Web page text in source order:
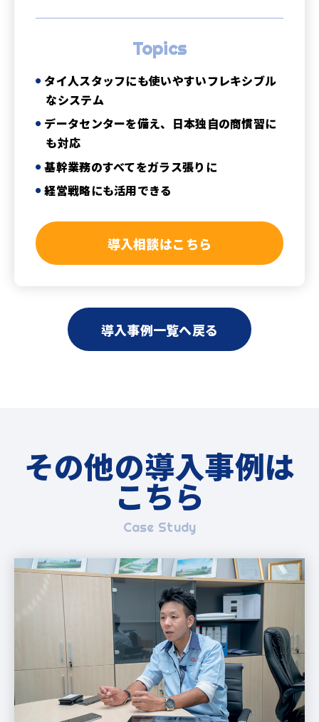
Topics
タイ人スタッフにも使いやすいフレキシブル
なシステム
データセンターを備え、日本独自の商慣習に
も対応
基幹業務のすべてをガラス張りに
経営戦略にも活用できる
導入相談はこちら
導入事例一覧へ戻る
その他の導入事例は
こちら